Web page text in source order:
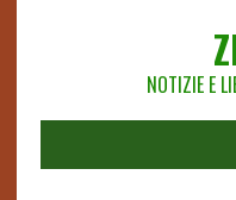
NOTIZIE E